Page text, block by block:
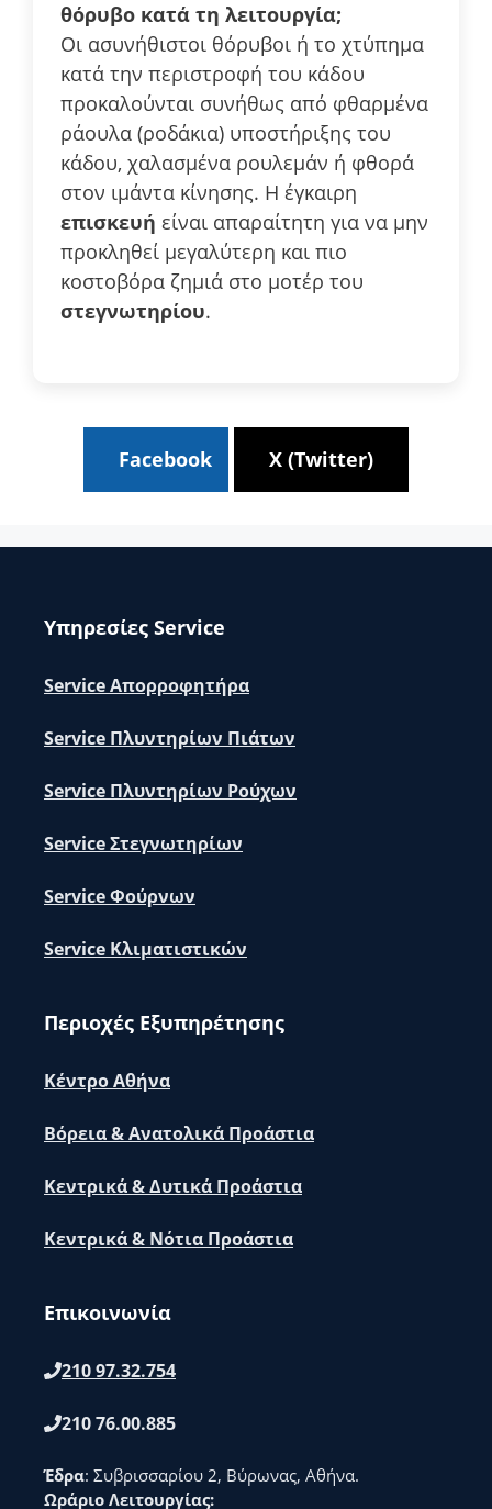
θόρυβο κατά τη λειτουργία;
Οι ασυνήθιστοι θόρυβοι ή το χτύπημα
κατά την περιστροφή του κάδου
προκαλούνται συνήθως από φθαρμένα
ράουλα (ροδάκια) υποστήριξης του
κάδου, χαλασμένα ρουλεμάν ή φθορά
στον ιμάντα κίνησης. Η έγκαιρη
επισκευή είναι απαραίτητη για να μην
προκληθεί μεγαλύτερη και πιο
κοστοβόρα ζημιά στο μοτέρ του
στεγνωτηρίου.
Facebook X (Twitter)
Υπηρεσίες Service
Service Απορροφητήρα
Service Πλυντηρίων Πιάτων
Service Πλυντηρίων Ρούχων
Service Στεγνωτηρίων
Service Φούρνων
Service Κλιματιστικών
Περιοχές Εξυπηρέτησης
Κέντρο Αθήνα
Βόρεια & Ανατολικά Προάστια
Κεντρικά & Δυτικά Προάστια
Κεντρικά & Νότια Προάστια
Επικοινωνία
210 97.32.754
210 76.00.885
Έδρα: Συβρισσαρίου 2, Βύρωνας, Αθήνα.
Ωράριο Λειτουργίας: